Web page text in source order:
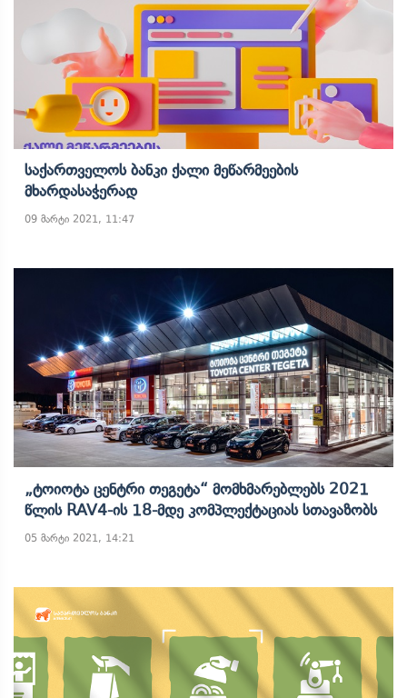
Საქართველოს Ბანკი Ქალი Მეწარმეების
Მხარდასაჭერად
09 მარტი 2021, 11:47
„ტოიოტა Ცენტრი Თეგეტა“ Მომხმარებლებს 2021
Წლის RAV4-Ის 18-Მდე Კომპლექტაციას Სთავაზობს
05 მარტი 2021, 14:21